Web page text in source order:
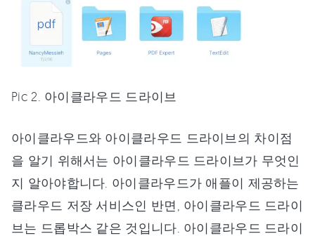
Pic 2. 아이클라우드 드라이브
아이클라우드와 아이클라우드 드라이브의 차이점
을 알기 위해서는 아이클라우드 드라이브가 무엇인
지 알아야합니다. 아이클라우드가 애플이 제공하는
클라우드 저장 서비스인 반면, 아이클라우드 드라이
브는 드롭박스 같은 것입니다. 아이클라우드 드라이